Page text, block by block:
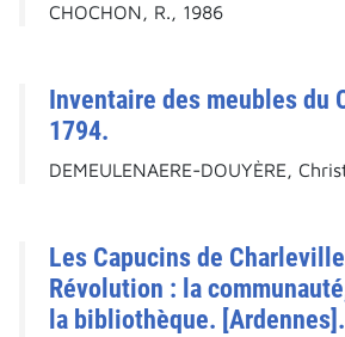
CHOCHON, R., 1986
Inventaire des meubles du
1794.
DEMEULENAERE-DOUYÈRE,
Les Capucins de
Révolution : la
la bibliothèque. [Ardennes].